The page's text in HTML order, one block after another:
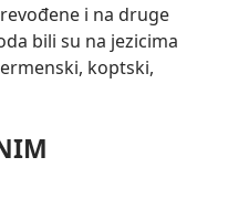
i na druge
bili su na jezicima
koptski,